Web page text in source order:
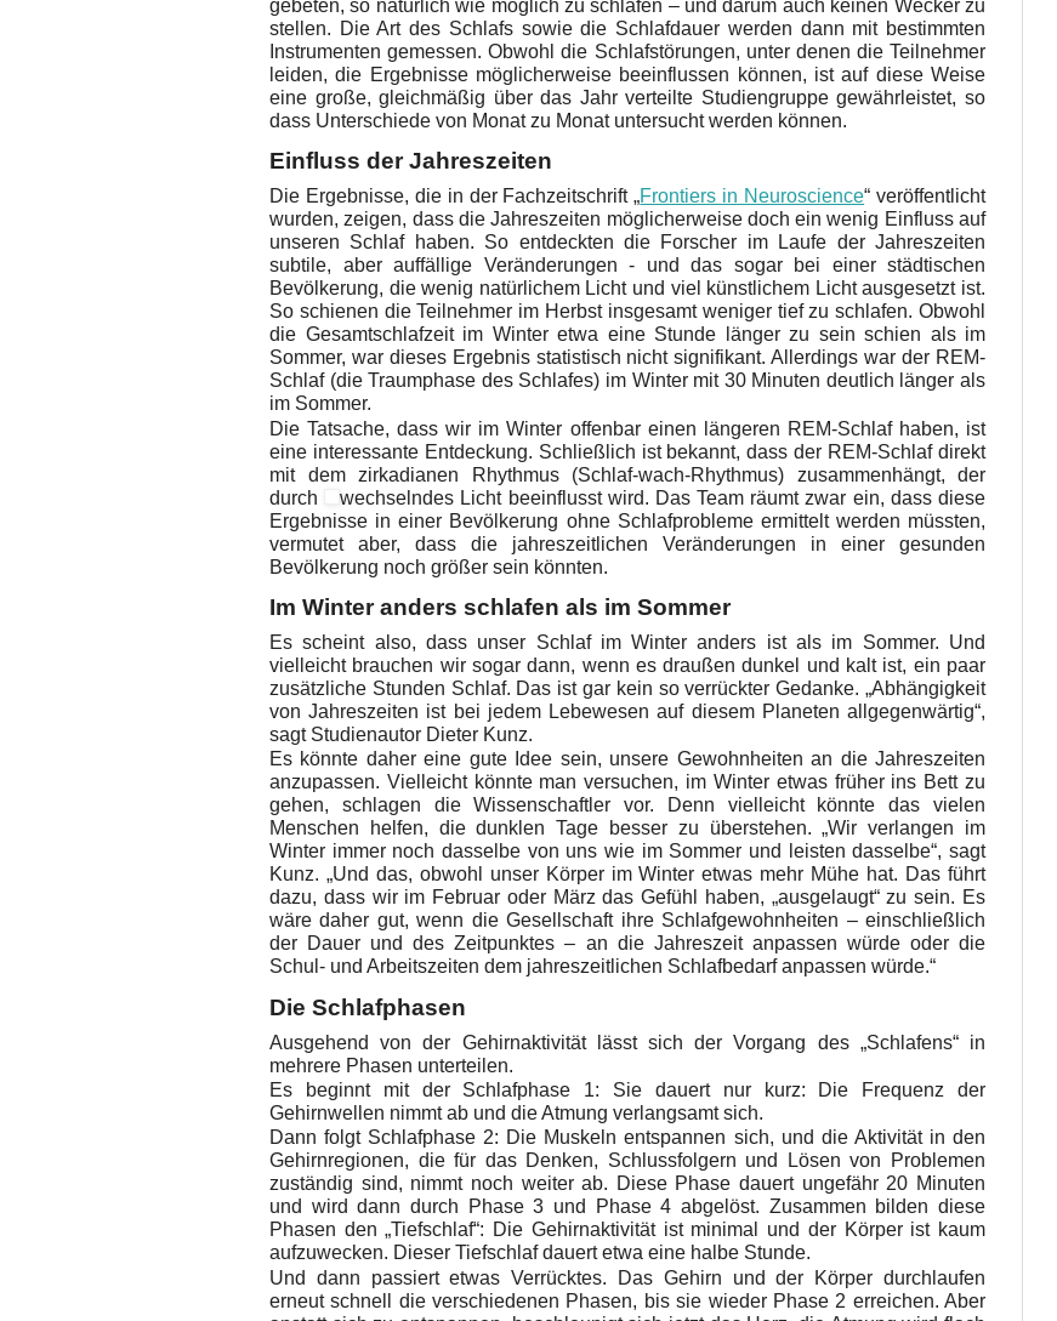
gebeten, so natürlich wie möglich zu schlafen – und darum auch keinen Wecker zu
stellen. Die Art des Schlafs sowie die Schlafdauer werden dann mit bestimmten
Instrumenten gemessen. Obwohl die Schlafstörungen, unter denen die Teilnehmer
leiden, die Ergebnisse möglicherweise beeinflussen können, ist auf diese Weise
eine große, gleichmäßig über das Jahr verteilte Studiengruppe gewährleistet, so
dass Unterschiede von Monat zu Monat untersucht werden können.
Einfluss der Jahreszeiten
Die Ergebnisse, die in der Fachzeitschrift „Frontiers in Neuroscience“ veröffentlicht
wurden, zeigen, dass die Jahreszeiten möglicherweise doch ein wenig Einfluss auf
unseren Schlaf haben. So entdeckten die Forscher im Laufe der Jahreszeiten
subtile, aber auffällige Veränderungen - und das sogar bei einer städtischen
Bevölkerung, die wenig natürlichem Licht und viel künstlichem Licht ausgesetzt ist.
So schienen die Teilnehmer im Herbst insgesamt weniger tief zu schlafen. Obwohl
die Gesamtschlafzeit im Winter etwa eine Stunde länger zu sein schien als im
Sommer, war dieses Ergebnis statistisch nicht signifikant. Allerdings war der REM-
Schlaf (die Traumphase des Schlafes) im Winter mit 30 Minuten deutlich länger als
im Sommer.
Die Tatsache, dass wir im Winter offenbar einen längeren REM-Schlaf haben, ist
eine interessante Entdeckung. Schließlich ist bekannt, dass der REM-Schlaf direkt
mit dem zirkadianen Rhythmus (Schlaf-wach-Rhythmus) zusammenhängt, der
durch
wechselndes Licht beeinflusst wird. Das Team räumt zwar ein, dass diese
Ergebnisse in einer Bevölkerung ohne Schlafprobleme ermittelt werden müssten,
vermutet aber, dass die jahreszeitlichen Veränderungen in einer gesunden
Bevölkerung noch größer sein könnten.
Im Winter anders schlafen als im Sommer
Es scheint also, dass unser Schlaf im Winter anders ist als im Sommer. Und
vielleicht brauchen wir sogar dann, wenn es draußen dunkel und kalt ist, ein paar
zusätzliche Stunden Schlaf. Das ist gar kein so verrückter Gedanke. „Abhängigkeit
von Jahreszeiten ist bei jedem Lebewesen auf diesem Planeten allgegenwärtig“,
sagt Studienautor Dieter Kunz.
Es könnte daher eine gute Idee sein, unsere Gewohnheiten an die Jahreszeiten
anzupassen. Vielleicht könnte man versuchen, im Winter etwas früher ins Bett zu
gehen, schlagen die Wissenschaftler vor. Denn vielleicht könnte das vielen
Menschen helfen, die dunklen Tage besser zu überstehen. „Wir verlangen im
Winter immer noch dasselbe von uns wie im Sommer und leisten dasselbe“, sagt
Kunz. „Und das, obwohl unser Körper im Winter etwas mehr Mühe hat. Das führt
dazu, dass wir im Februar oder März das Gefühl haben, „ausgelaugt“ zu sein. Es
wäre daher gut, wenn die Gesellschaft ihre Schlafgewohnheiten – einschließlich
der Dauer und des Zeitpunktes – an die Jahreszeit anpassen würde oder die
Schul- und Arbeitszeiten dem jahreszeitlichen Schlafbedarf anpassen würde.“
Die Schlafphasen
Ausgehend von der Gehirnaktivität lässt sich der Vorgang des „Schlafens“ in
mehrere Phasen unterteilen.
Es beginnt mit der Schlafphase 1: Sie dauert nur kurz: Die Frequenz der
Gehirnwellen nimmt ab und die Atmung verlangsamt sich.
Dann folgt Schlafphase 2: Die Muskeln entspannen sich, und die Aktivität in den
Gehirnregionen, die für das Denken, Schlussfolgern und Lösen von Problemen
zuständig sind, nimmt noch weiter ab. Diese Phase dauert ungefähr 20 Minuten
und wird dann durch Phase 3 und Phase 4 abgelöst. Zusammen bilden diese
Phasen den „Tiefschlaf“: Die Gehirnaktivität ist minimal und der Körper ist kaum
aufzuwecken. Dieser Tiefschlaf dauert etwa eine halbe Stunde.
Und dann passiert etwas Verrücktes. Das Gehirn und der Körper durchlaufen
erneut schnell die verschiedenen Phasen, bis sie wieder Phase 2 erreichen. Aber